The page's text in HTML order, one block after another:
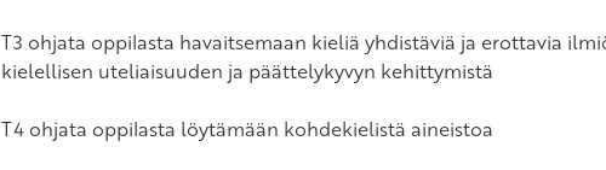
T3 ohjata oppilasta havaitsemaan kieliä yhdistäviä ja erottavia
kielellisen uteliaisuuden ja päättelykyvyn kehittymistä
T4 ohjata oppilasta löytämään kohdekielistä aineistoa